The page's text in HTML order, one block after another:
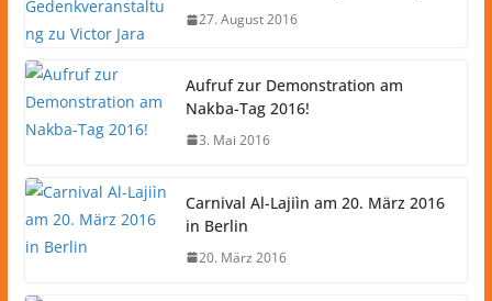
27. August 2016
Aufruf zur Demonstration am
Nakba-Tag 2016!
3. Mai 2016
Carnival Al-Lajiìn am 20. März 2016
in Berlin
20. März 2016